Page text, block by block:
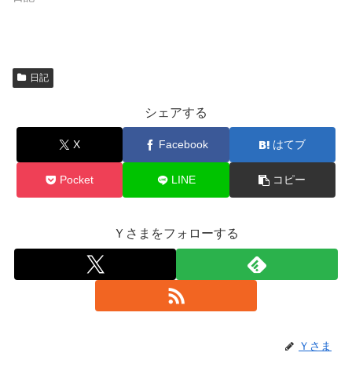
日記
シェアする
X Facebook はてブ
Pocket LINE コピー
Ｙさまをフォローする
Ｙさま